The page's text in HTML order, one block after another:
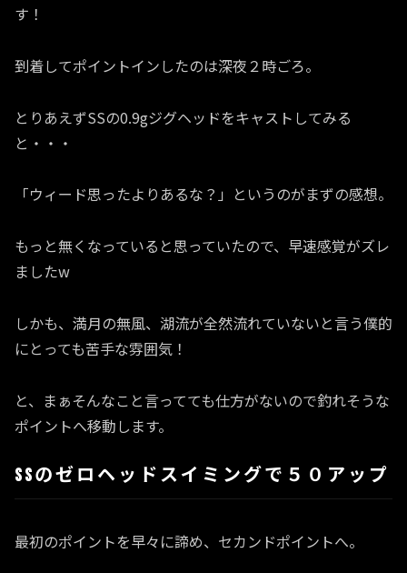
す！
到着してポイントインしたのは深夜２時ごろ。
とりあえずSSの0.9gジグヘッドをキャストしてみる
と・・・
「ウィード思ったよりあるな？」というのがまずの感想。
もっと無くなっていると思っていたので、早速感覚がズレ
ましたw
しかも、満月の無風、湖流が全然流れていないと言う僕的
にとっても苦手な雰囲気！
と、まぁそんなこと言ってても仕方がないので釣れそうな
ポイントへ移動します。
SSのゼロヘッドスイミングで５０アップ
最初のポイントを早々に諦め、セカンドポイントへ。